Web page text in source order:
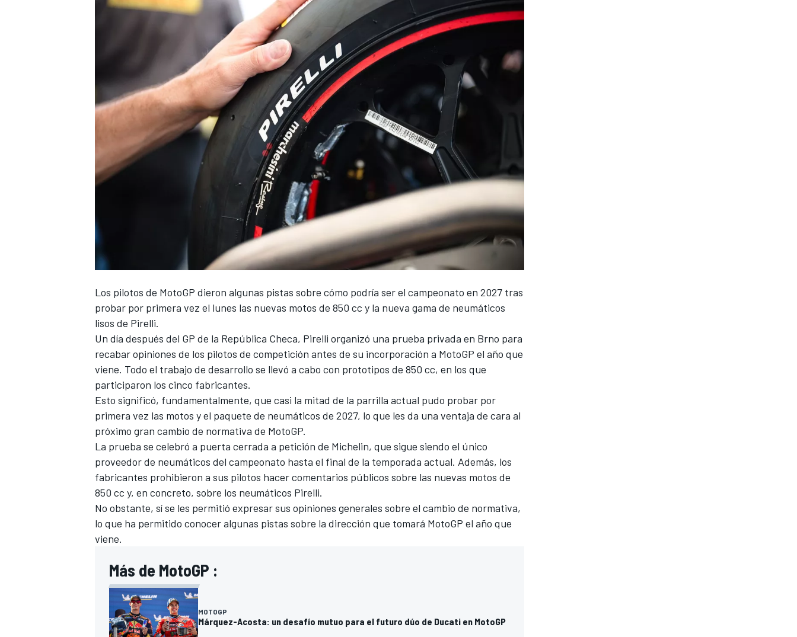
NASCAR CUP
FÓRMULA E
WRC
Los pilotos de MotoGP dieron algunas pistas sobre cómo podría ser el campeonato en 2027 tras
probar por primera vez el lunes las nuevas motos de 850 cc y la nueva gama de neumáticos
lisos de Pirelli.
Un día después del GP de la República Checa, Pirelli organizó una prueba privada en Brno para
recabar opiniones de los pilotos de competición antes de su incorporación a MotoGP el año que
viene. Todo el trabajo de desarrollo se llevó a cabo con prototipos de 850 cc, en los que
participaron los cinco fabricantes.
Esto significó, fundamentalmente, que casi la mitad de la parrilla actual pudo probar por
primera vez las motos y el paquete de neumáticos de 2027, lo que les da una ventaja de cara al
próximo gran cambio de normativa de MotoGP.
La prueba se celebró a puerta cerrada a petición de Michelin, que sigue siendo el único
proveedor de neumáticos del campeonato hasta el final de la temporada actual. Además, los
fabricantes prohibieron a sus pilotos hacer comentarios públicos sobre las nuevas motos de
850 cc y, en concreto, sobre los neumáticos Pirelli.
No obstante, sí se les permitió expresar sus opiniones generales sobre el cambio de normativa,
lo que ha permitido conocer algunas pistas sobre la dirección que tomará MotoGP el año que
viene.
Más de MotoGP :
MOTOGP
Márquez-Acosta: un desafío mutuo para el futuro dúo de Ducati en MotoGP